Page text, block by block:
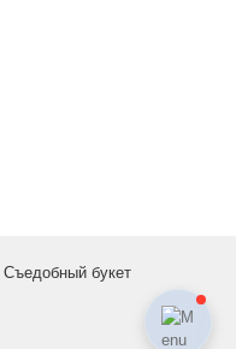
Съедобный букет